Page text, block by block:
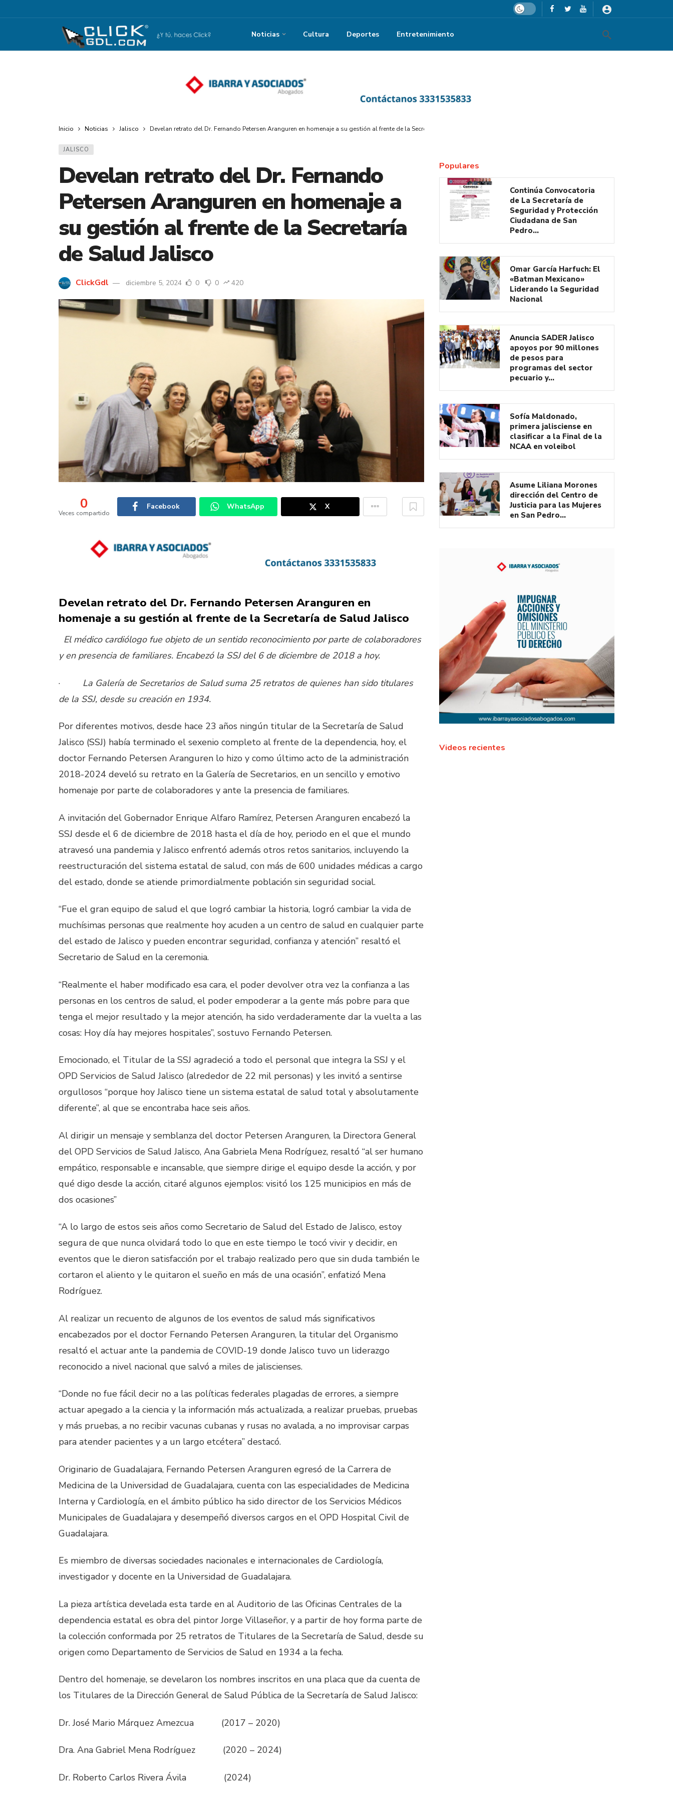
Dark mode
Noticias Cultura Deportes Entretenimiento
Inicio Noticias Jalisco Develan retrato del Dr. Fernando Petersen Aranguren en homenaje a su gestión al frente de la Secretaría de Salud Jalisco
JALISCO
Develan retrato del Dr. Fernando
Petersen Aranguren en homenaje a
su gestión al frente de la Secretaría
de Salud Jalisco
ClickGdl diciembre 5, 2024 0 0 420
0
Veces compartido
Facebook WhatsApp X
Develan retrato del Dr. Fernando Petersen Aranguren en
homenaje a su gestión al frente de la Secretaría de Salud Jalisco
El médico cardiólogo fue objeto de un sentido reconocimiento por parte de colaboradores
y en presencia de familiares. Encabezó la SSJ del 6 de diciembre de 2018 a hoy.
· La Galería de Secretarios de Salud suma 25 retratos de quienes han sido titulares
de la SSJ, desde su creación en 1934.
Por diferentes motivos, desde hace 23 años ningún titular de la Secretaría de Salud
Jalisco (SSJ) había terminado el sexenio completo al frente de la dependencia, hoy, el
doctor Fernando Petersen Aranguren lo hizo y como último acto de la administración
2018-2024 develó su retrato en la Galería de Secretarios, en un sencillo y emotivo
homenaje por parte de colaboradores y ante la presencia de familiares.
A invitación del Gobernador Enrique Alfaro Ramírez, Petersen Aranguren encabezó la
SSJ desde el 6 de diciembre de 2018 hasta el día de hoy, periodo en el que el mundo
atravesó una pandemia y Jalisco enfrentó además otros retos sanitarios, incluyendo la
reestructuración del sistema estatal de salud, con más de 600 unidades médicas a cargo
del estado, donde se atiende primordialmente población sin seguridad social.
“Fue el gran equipo de salud el que logró cambiar la historia, logró cambiar la vida de
muchísimas personas que realmente hoy acuden a un centro de salud en cualquier parte
del estado de Jalisco y pueden encontrar seguridad, confianza y atención” resaltó el
Secretario de Salud en la ceremonia.
“Realmente el haber modificado esa cara, el poder devolver otra vez la confianza a las
personas en los centros de salud, el poder empoderar a la gente más pobre para que
tenga el mejor resultado y la mejor atención, ha sido verdaderamente dar la vuelta a las
cosas: Hoy día hay mejores hospitales”, sostuvo Fernando Petersen.
Emocionado, el Titular de la SSJ agradeció a todo el personal que integra la SSJ y el
OPD Servicios de Salud Jalisco (alrededor de 22 mil personas) y les invitó a sentirse
orgullosos “porque hoy Jalisco tiene un sistema estatal de salud total y absolutamente
diferente”, al que se encontraba hace seis años.
Al dirigir un mensaje y semblanza del doctor Petersen Aranguren, la Directora General
del OPD Servicios de Salud Jalisco, Ana Gabriela Mena Rodríguez, resaltó “al ser humano
empático, responsable e incansable, que siempre dirige el equipo desde la acción, y por
qué digo desde la acción, citaré algunos ejemplos: visitó los 125 municipios en más de
dos ocasiones”
“A lo largo de estos seis años como Secretario de Salud del Estado de Jalisco, estoy
segura de que nunca olvidará todo lo que en este tiempo le tocó vivir y decidir, en
eventos que le dieron satisfacción por el trabajo realizado pero que sin duda también le
cortaron el aliento y le quitaron el sueño en más de una ocasión”, enfatizó Mena
Rodríguez.
Al realizar un recuento de algunos de los eventos de salud más significativos
encabezados por el doctor Fernando Petersen Aranguren, la titular del Organismo
resaltó el actuar ante la pandemia de COVID-19 donde Jalisco tuvo un liderazgo
reconocido a nivel nacional que salvó a miles de jaliscienses.
“Donde no fue fácil decir no a las políticas federales plagadas de errores, a siempre
actuar apegado a la ciencia y la información más actualizada, a realizar pruebas, pruebas
y más pruebas, a no recibir vacunas cubanas y rusas no avalada, a no improvisar carpas
para atender pacientes y a un largo etcétera” destacó.
Originario de Guadalajara, Fernando Petersen Aranguren egresó de la Carrera de
Medicina de la Universidad de Guadalajara, cuenta con las especialidades de Medicina
Interna y Cardiología, en el ámbito público ha sido director de los Servicios Médicos
Municipales de Guadalajara y desempeñó diversos cargos en el OPD Hospital Civil de
Guadalajara.
Es miembro de diversas sociedades nacionales e internacionales de Cardiología,
investigador y docente en la Universidad de Guadalajara.
La pieza artística develada esta tarde en al Auditorio de las Oficinas Centrales de la
dependencia estatal es obra del pintor Jorge Villaseñor, y a partir de hoy forma parte de
la colección conformada por 25 retratos de Titulares de la Secretaría de Salud, desde su
origen como Departamento de Servicios de Salud en 1934 a la fecha.
Dentro del homenaje, se develaron los nombres inscritos en una placa que da cuenta de
los Titulares de la Dirección General de Salud Pública de la Secretaría de Salud Jalisco:
Dr. José Mario Márquez Amezcua (2017 – 2020)
Dra. Ana Gabriel Mena Rodríguez (2020 – 2024)
Dr. Roberto Carlos Rivera Ávila (2024)
Populares
Continúa Convocatoria
de La Secretaría de
Seguridad y Protección
Ciudadana de San
Pedro…
Omar García Harfuch: El
«Batman Mexicano»
Liderando la Seguridad
Nacional
Anuncia SADER Jalisco
apoyos por 90 millones
de pesos para
programas del sector
pecuario y…
Sofía Maldonado,
primera jalisciense en
clasificar a la Final de la
NCAA en voleibol
Asume Liliana Morones
dirección del Centro de
Justicia para las Mujeres
en San Pedro…
Videos recientes